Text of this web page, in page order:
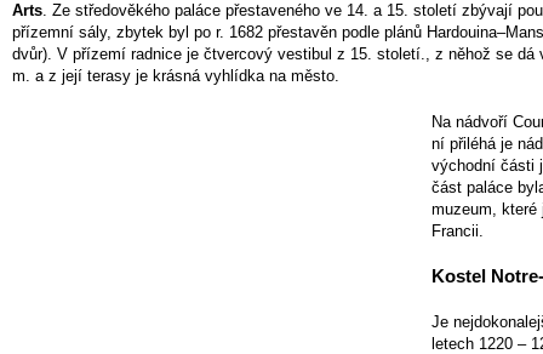
Arts. Ze středověkého paláce přestaveného ve 14. a 15. století zbývají
přízemní sály, zbytek byl po r. 1682 přestavěn podle plánů
dvůr). V přízemí radnice je čtvercový vestibul z 15. století., z něhož se
m. a z její terasy je krásná vyhlídka na město.
Na nádvoří
ní přiléhá je
východní části
část paláce
muzeum,
Francii.
Kostel
Je
letech 1220 –